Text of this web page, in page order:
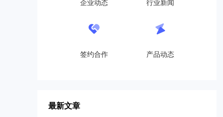
企业动态 行业新闻
签约合作 产品动态
最新文章